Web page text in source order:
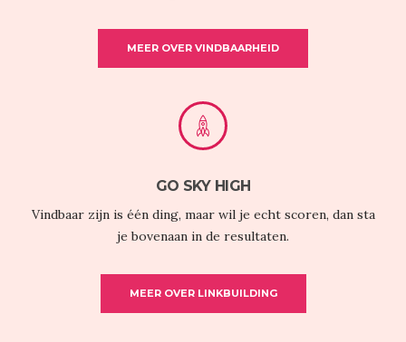
MEER OVER VINDBAARHEID
GO SKY HIGH
Vindbaar zijn is één ding, maar wil je echt scoren, dan sta
je bovenaan in de resultaten.
MEER OVER LINKBUILDING